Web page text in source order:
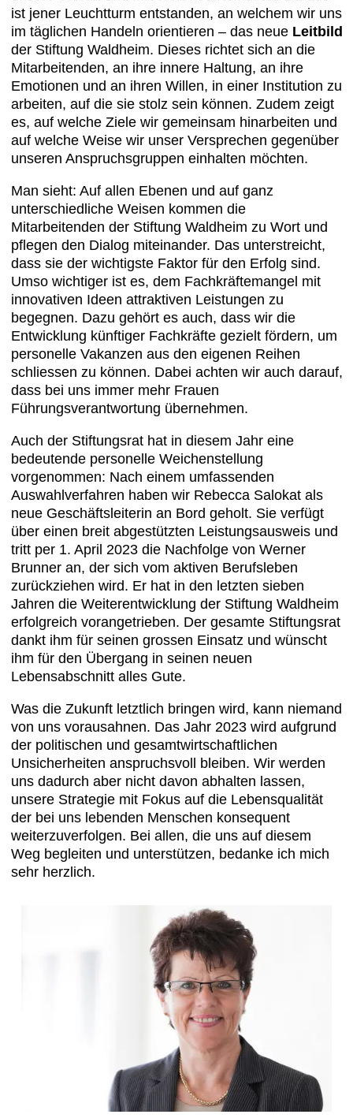
ist jener Leuchtturm entstanden, an welchem wir uns
im täglichen Handeln orientieren – das neue Leitbild
der Stiftung Waldheim. Dieses richtet sich an die
Mitarbeitenden, an ihre innere Haltung, an ihre
Emotionen und an ihren Willen, in einer Institution zu
arbeiten, auf die sie stolz sein können. Zudem zeigt
es, auf welche Ziele wir gemeinsam hinarbeiten und
auf welche Weise wir unser Versprechen gegenüber
unseren Anspruchsgruppen einhalten möchten.
Man sieht: Auf allen Ebenen und auf ganz
unterschiedliche Weisen kommen die
Mitarbeitenden der Stiftung Waldheim zu Wort und
pflegen den Dialog miteinander. Das unterstreicht,
dass sie der wichtigste Faktor für den Erfolg sind.
Umso wichtiger ist es, dem Fachkräftemangel mit
innovativen Ideen attraktiven Leistungen zu
begegnen. Dazu gehört es auch, dass wir die
Entwicklung künftiger Fachkräfte gezielt fördern, um
personelle Vakanzen aus den eigenen Reihen
schliessen zu können. Dabei achten wir auch darauf,
dass bei uns immer mehr Frauen
Führungsverantwortung übernehmen.
Auch der Stiftungsrat hat in diesem Jahr eine
bedeutende personelle Weichenstellung
vorgenommen: Nach einem umfassenden
Auswahlverfahren haben wir Rebecca Salokat als
neue Geschäftsleiterin an Bord geholt. Sie verfügt
über einen breit abgestützten Leistungsausweis und
tritt per 1. April 2023 die Nachfolge von Werner
Brunner an, der sich vom aktiven Berufsleben
zurückziehen wird. Er hat in den letzten sieben
Jahren die Weiterentwicklung der Stiftung Waldheim
erfolgreich vorangetrieben. Der gesamte Stiftungsrat
dankt ihm für seinen grossen Einsatz und wünscht
ihm für den Übergang in seinen neuen
Lebensabschnitt alles Gute.
Was die Zukunft letztlich bringen wird, kann niemand
von uns vorausahnen. Das Jahr 2023 wird aufgrund
der politischen und gesamtwirtschaftlichen
Unsicherheiten anspruchsvoll bleiben. Wir werden
uns dadurch aber nicht davon abhalten lassen,
unsere Strategie mit Fokus auf die Lebensqualität
der bei uns lebenden Menschen konsequent
weiterzuverfolgen. Bei allen, die uns auf diesem
Weg begleiten und unterstützen, bedanke ich mich
sehr herzlich.